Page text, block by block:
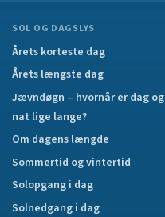
SOL OG DAGSLYS
Årets korteste dag
Årets længste dag
Jævndøgn – hvornår er dag og
nat lige lange?
Om dagens længde
Sommertid og vintertid
Solopgang i dag
Solnedgang i dag